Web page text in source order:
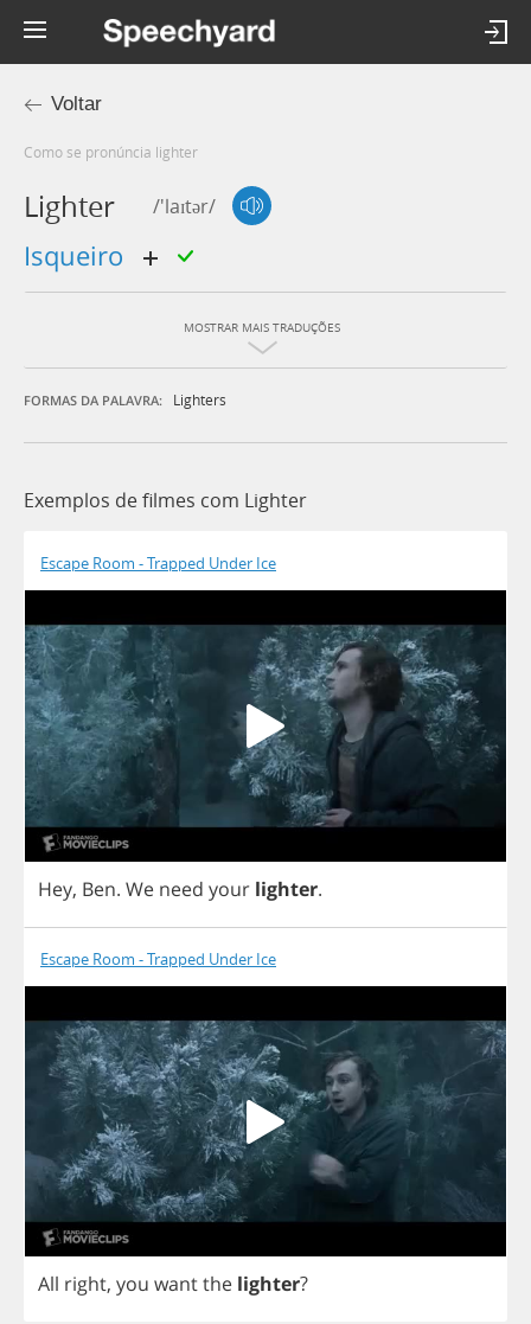
Voltar
Como se pronúncia lighter
Lighter /'laɪtər/
isqueiro
MOSTRAR MAIS TRADUÇÕES
FORMAS DA PALAVRA: Lighters
Exemplos de filmes com Lighter
Escape Room - Trapped Under Ice
Hey, Ben. We need your lighter.
Escape Room - Trapped Under Ice
All right, you wantthe lighter?